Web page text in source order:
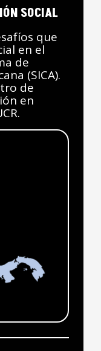
SOCIAL
que
en el
de
(SICA).
de
en